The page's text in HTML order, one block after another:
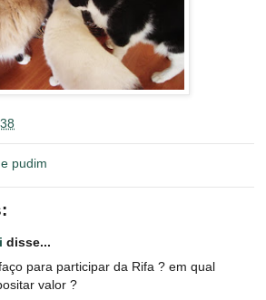
pudim
disse...
para participar da Rifa ? em qual
valor ?